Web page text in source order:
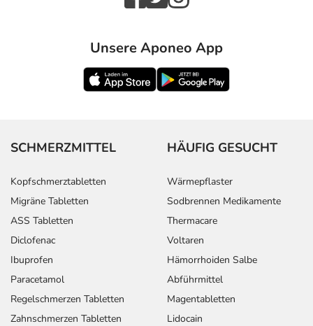
Unsere Aponeo App
SCHMERZMITTEL
Kopfschmerztabletten
Migräne Tabletten
ASS Tabletten
Diclofenac
Ibuprofen
Paracetamol
Regelschmerzen Tabletten
Zahnschmerzen Tabletten
HÄUFIG GESUCHT
Wärmepflaster
Sodbrennen Medikamente
Thermacare
Voltaren
Hämorrhoiden Salbe
Abführmittel
Magentabletten
Lidocain